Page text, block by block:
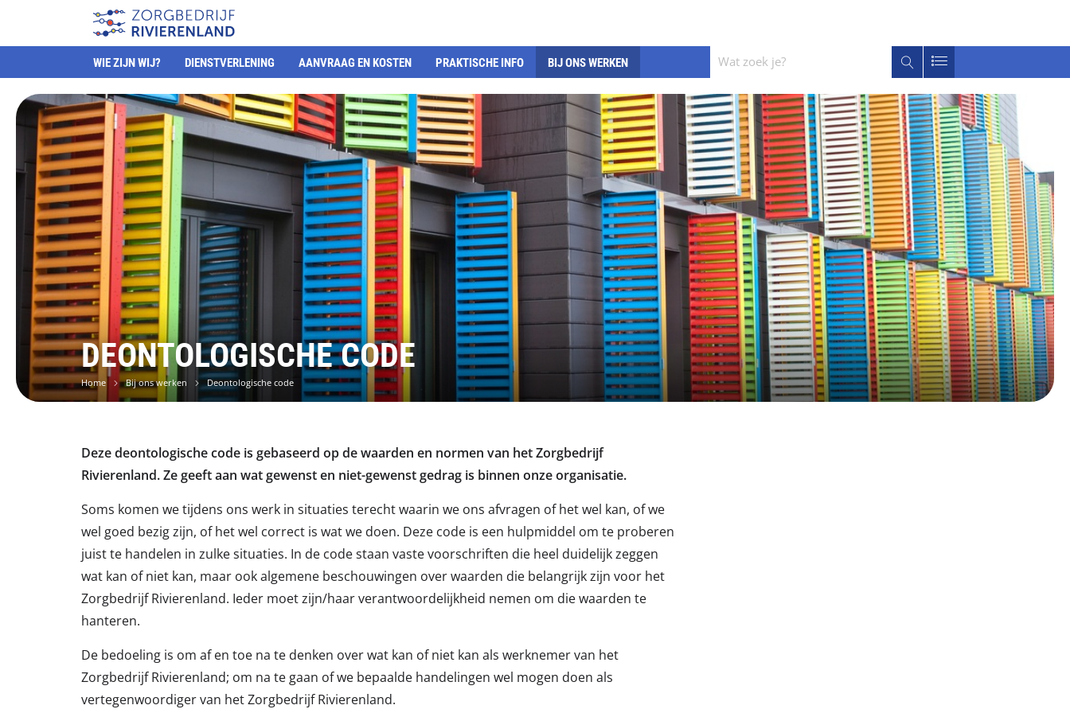
WIE ZIJN WIJ? DIENSTVERLENING AANVRAAG EN KOSTEN PRAKTISCHE INFO BIJ ONS WERKEN
Wat
zoek
je?
Zoeken
DEONTOLOGISCHE CODE
Home Bij ons werken Deontologische code
Deze deontologische code is gebaseerd op de waarden en normen van het Zorgbedrijf
Rivierenland. Ze geeft aan wat gewenst en niet-gewenst gedrag is binnen onze organisatie.
Soms komen we tijdens ons werk in situaties terecht waarin we ons afvragen of het wel kan, of we
wel goed bezig zijn, of het wel correct is wat we doen. Deze code is een hulpmiddel om te proberen
juist te handelen in zulke situaties. In de code staan vaste voorschriften die heel duidelijk zeggen
wat kan of niet kan, maar ook algemene beschouwingen over waarden die belangrijk zijn voor het
Zorgbedrijf Rivierenland. Ieder moet zijn/haar verantwoordelijkheid nemen om die waarden te
hanteren.
De bedoeling is om af en toe na te denken over wat kan of niet kan als werknemer van het
Zorgbedrijf Rivierenland; om na te gaan of we bepaalde handelingen wel mogen doen als
vertegenwoordiger van het Zorgbedrijf Rivierenland.